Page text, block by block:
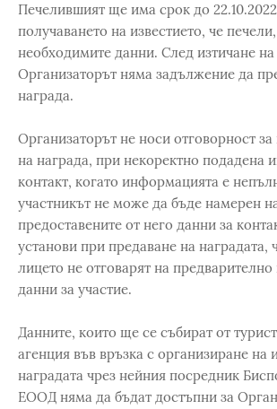
Печелившият ще има срок до
получаването на известието, че
необходимите данни. След изтичане
Организаторът няма задължение да
награда.
Организаторът не носи отговорност
на награда, при некоректно подадена
контакт, когато информацията е
участникът не може да бъде намерен
предоставените от него данни за
установи при предаване на наградата,
лицето не отговарят на
данни за участие.
Данните, които ще се събират от
агенция във връзка с организиране на
наградата чрез нейния посредник
ЕООД няма да бъдат достъпни за